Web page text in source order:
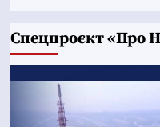
Cпецпроєкт «Про